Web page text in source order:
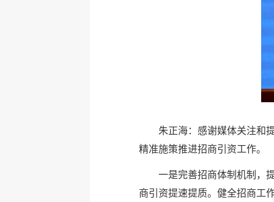
朱正海：感谢媒体关注和
精准施策推进招商引资工作。
一是完善招商体制机制，
商引资提速提质。健全招商工